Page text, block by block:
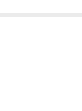
حتماً در قسمت